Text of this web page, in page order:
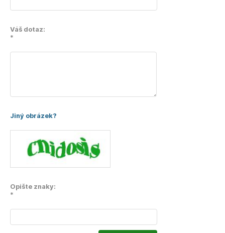
Váš dotaz:
*
Jiný obrázek?
Opište znaky:
*